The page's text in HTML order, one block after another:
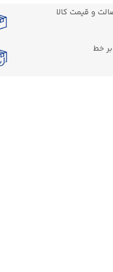
و قیمت کالا
خط